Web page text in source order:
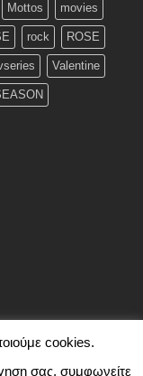
Mottos movies
rock ROSE
Valentine
cookies.
σας, συμφωνείτε